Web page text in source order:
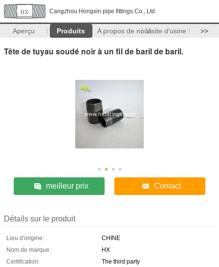
Cangzhou Hongxin pipe fittings Co., Ltd.
Aperçu Produits A propos de nousVisite d'usine >>
Tête de tuyau soudé noir à un fil de baril de baril.
meilleur prix Contact
Détails sur le produit
Lieu d'origine:
CHINE
Nom de marque:
HX
Certification:
The third party